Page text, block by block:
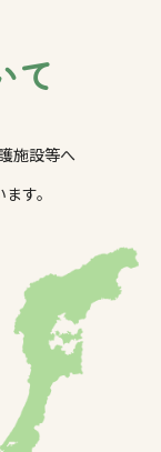
て
施設等へ
す。